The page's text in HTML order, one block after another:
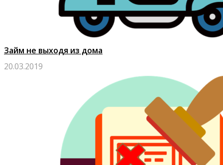
Займ не выходя из дома
20.03.2019